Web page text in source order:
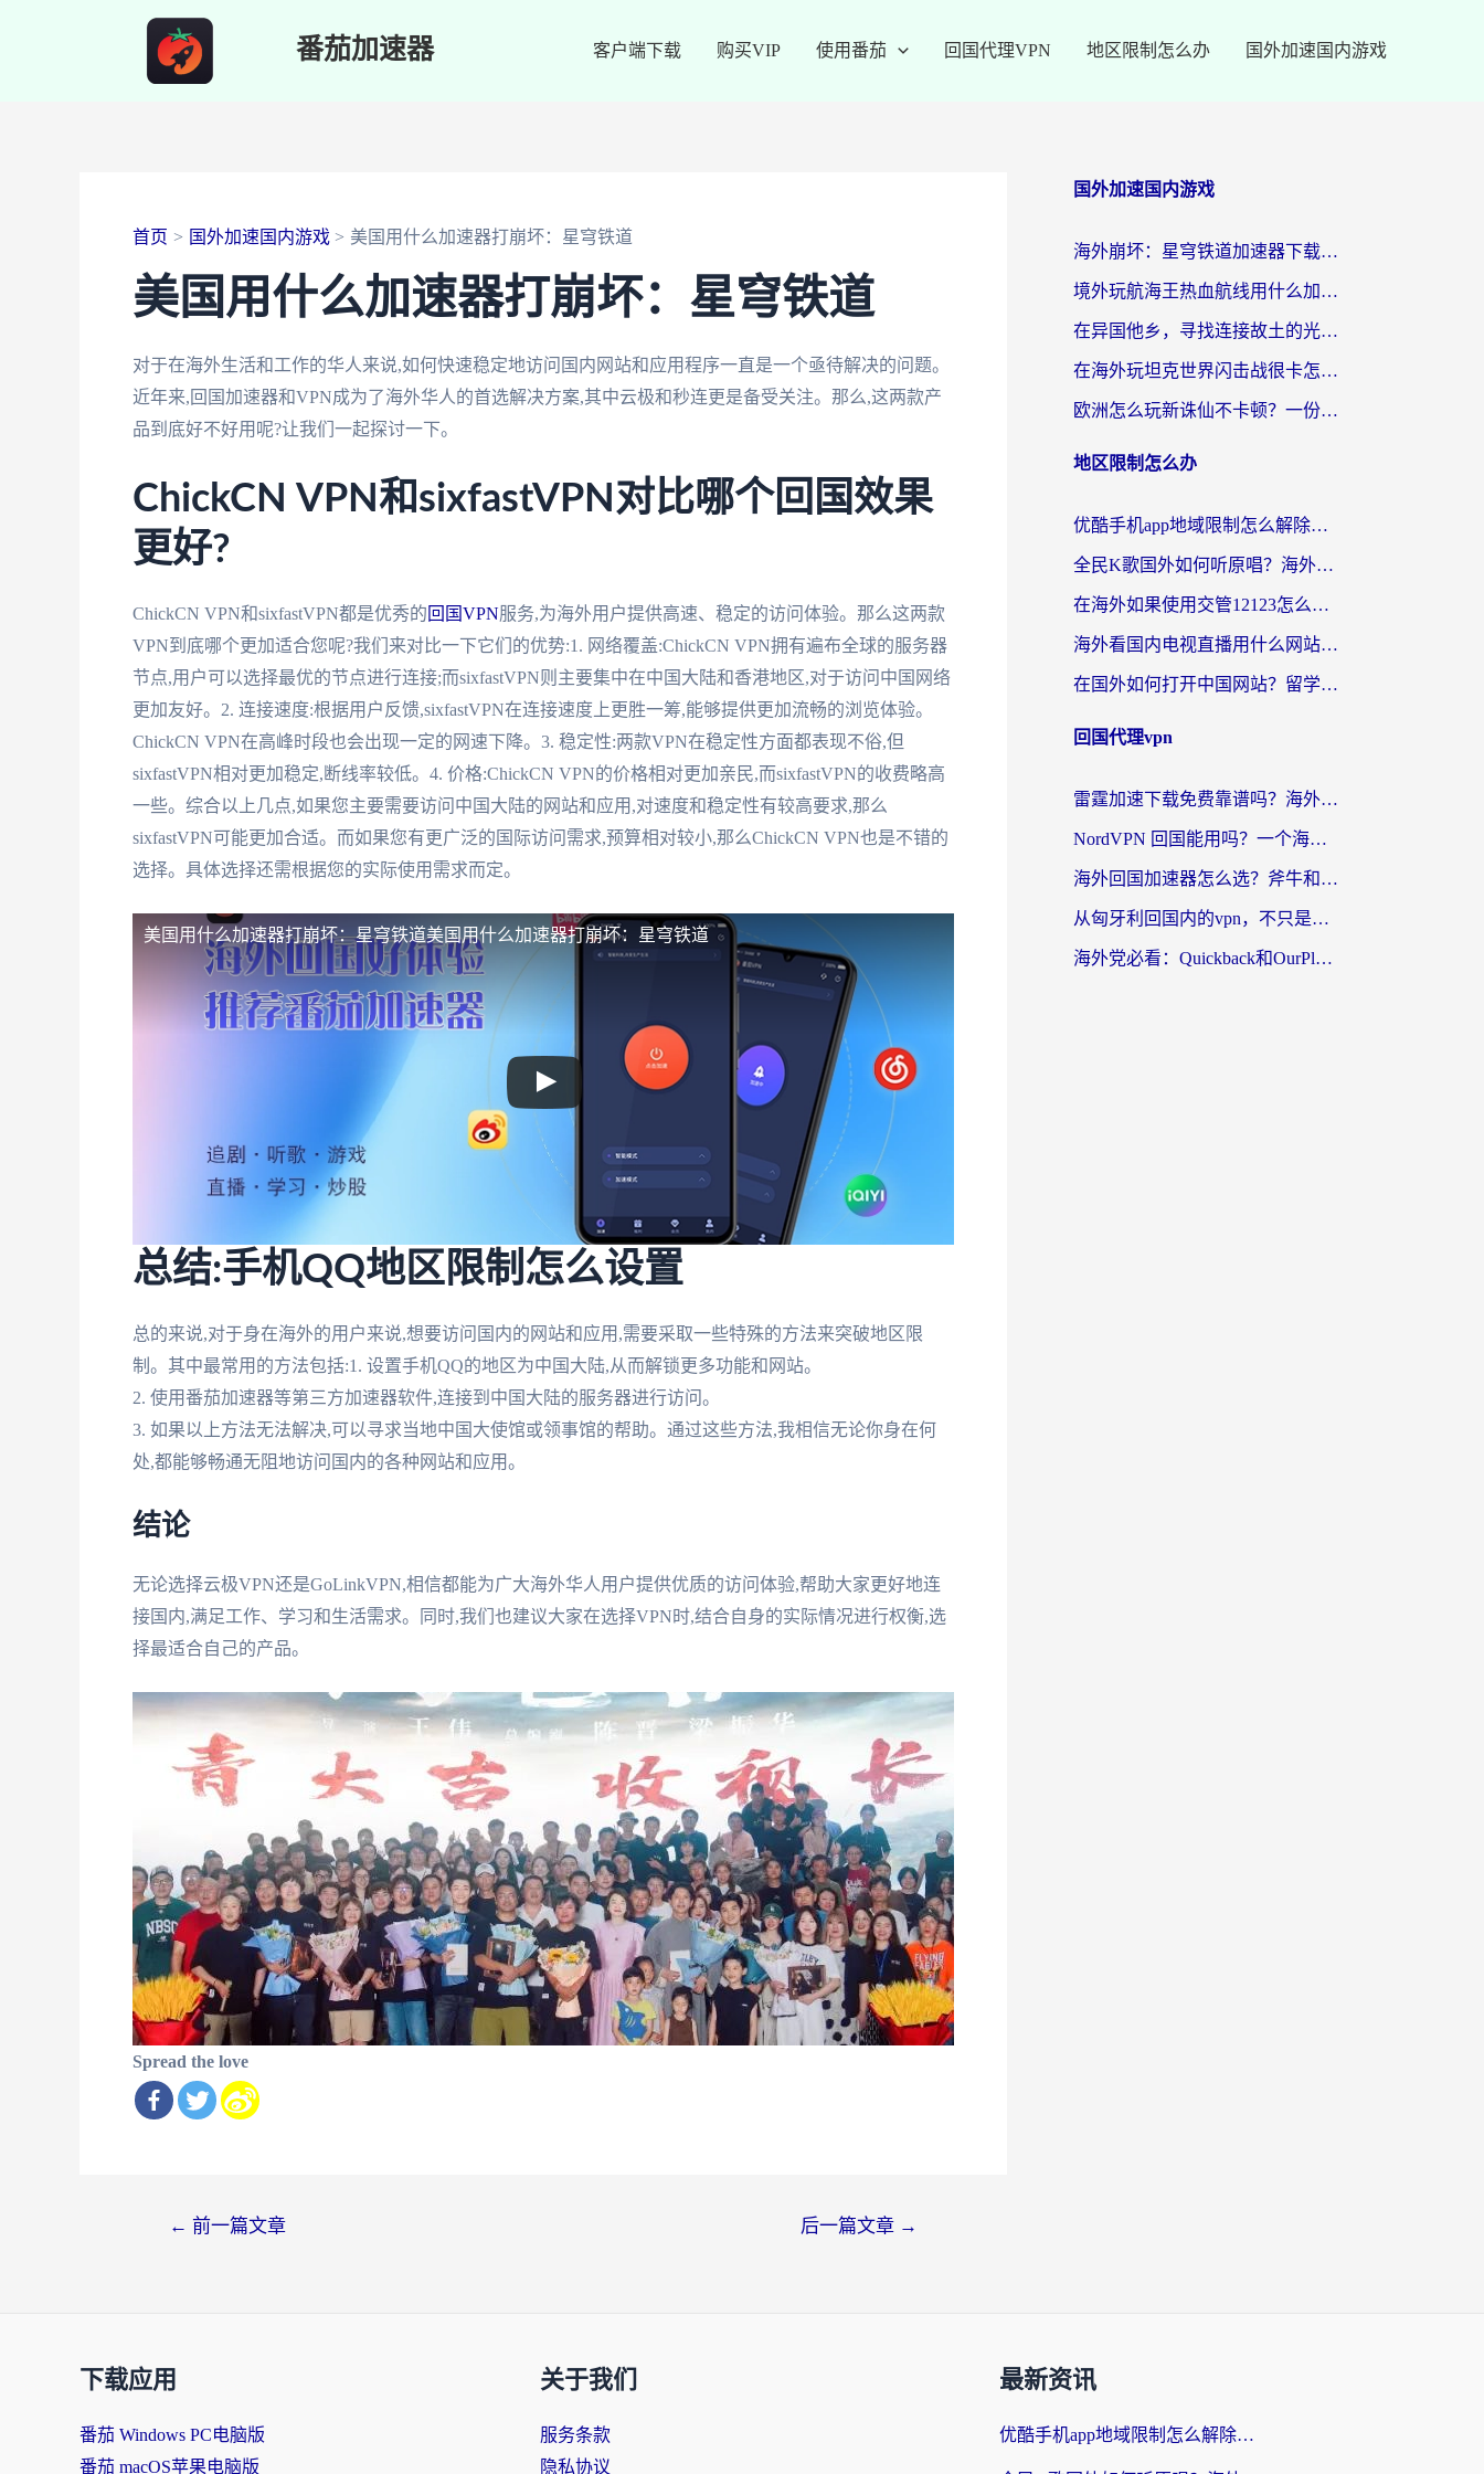
番茄加速器 客户端下载 购买VIP 使用番茄 回国代理VPN 地区限制怎么办 国外加速国内游戏
首页 国外加速国内游戏 美国用什么加速器打崩坏：星穹铁道
美国用什么加速器打崩坏：星穹铁道
对于在海外生活和工作的华人来说,如何快速稳定地访问国内网站和应用程序一直是一个亟待解决的问题。
近年来,回国加速器和VPN成为了海外华人的首选解决方案,其中云极和秒连更是备受关注。那么,这两款产
品到底好不好用呢?让我们一起探讨一下。
ChickCN VPN和sixfastVPN对比哪个回国效果
更好?
ChickCN VPN和sixfastVPN都是优秀的回国VPN服务,为海外用户提供高速、稳定的访问体验。那么这两款
VPN到底哪个更加适合您呢?我们来对比一下它们的优势:1. 网络覆盖:ChickCN VPN拥有遍布全球的服务器
节点,用户可以选择最优的节点进行连接;而sixfastVPN则主要集中在中国大陆和香港地区,对于访问中国网络
更加友好。2. 连接速度:根据用户反馈,sixfastVPN在连接速度上更胜一筹,能够提供更加流畅的浏览体验。
ChickCN VPN在高峰时段也会出现一定的网速下降。3. 稳定性:两款VPN在稳定性方面都表现不俗,但
sixfastVPN相对更加稳定,断线率较低。4. 价格:ChickCN VPN的价格相对更加亲民,而sixfastVPN的收费略高
一些。综合以上几点,如果您主要需要访问中国大陆的网站和应用,对速度和稳定性有较高要求,那么
sixfastVPN可能更加合适。而如果您有更广泛的国际访问需求,预算相对较小,那么ChickCN VPN也是不错的
选择。具体选择还需根据您的实际使用需求而定。
美国用什么加速器打崩坏：星穹铁道美国用什么加速器打崩坏：星穹铁道
总结:手机QQ地区限制怎么设置
总的来说,对于身在海外的用户来说,想要访问国内的网站和应用,需要采取一些特殊的方法来突破地区限
制。其中最常用的方法包括:1. 设置手机QQ的地区为中国大陆,从而解锁更多功能和网站。
2. 使用番茄加速器等第三方加速器软件,连接到中国大陆的服务器进行访问。
3. 如果以上方法无法解决,可以寻求当地中国大使馆或领事馆的帮助。通过这些方法,我相信无论你身在何
处,都能够畅通无阻地访问国内的各种网站和应用。
结论
无论选择云极VPN还是GoLinkVPN,相信都能为广大海外华人用户提供优质的访问体验,帮助大家更好地连
接国内,满足工作、学习和生活需求。同时,我们也建议大家在选择VPN时,结合自身的实际情况进行权衡,选
择最适合自己的产品。
Spread the love
← 前一篇文章 后一篇文章 →
国外加速国内游戏
海外崩坏：星穹铁道加速器下载安装：一份给游子的终极网络指南
境外玩航海王热血航线用什么加速器？2026海外玩家实测最优方案（附欧洲问道堡垒前线加速技巧）
在异国他乡，寻找连接故土的光明大陆免费加速器
在海外玩坦克世界闪击战很卡怎么办？老玩家亲测有效的加速器选择指南
欧洲怎么玩新诛仙不卡顿？一份给海外游子的国服游戏畅玩指南
地区限制怎么办
优酷手机app地域限制怎么解除？海外党亲测有效的追剧方案
全民K歌国外如何听原唱？海外党亲测有效的回国加速器选择指南
在海外如果使用交管12123怎么处理？留学生亲测有效的回国加速方案
海外看国内电视直播用什么网站比较好？一篇解决你所有追剧难题的实用指南
在国外如何打开中国网站？留学生与海外华人的无缝访问指南
回国代理vpn
雷霆加速下载免费靠谱吗？海外党选回国加速器的避坑指南（附热门工具对比）
NordVPN 回国能用吗？一个海外用户必须面对的真实困境
海外回国加速器怎么选？斧牛和海龟哪个好？一篇帮你避开坑的实用指南
从匈牙利回国内的vpn，不只是为了刷剧那么简单
海外党必看：Quickback和OurPlay好用吗？3分钟选对回国加速器，无缝刷剧玩游戏
下载应用
番茄 Windows PC电脑版
番茄 macOS苹果电脑版
关于我们
服务条款
隐私协议
最新资讯
优酷手机app地域限制怎么解除？海外党亲测有效的追剧方案